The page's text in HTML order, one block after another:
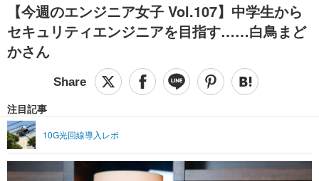
IT・デジタルTOP スマートフォン
ガジェット・ツール
ショッピング その他
SPEED TEST
エンタメ
エンタメTOP 映画・ドラマ
音楽
グラビア ブログ
ペット
その他
リリース一覧
プッシュ通知の停止方法
【今週のエンジニア女子 Vol.107】中学生から
セキュリティエンジニアを目指す……白鳥まど
かさん
注目記事
10G光回線導入レポ